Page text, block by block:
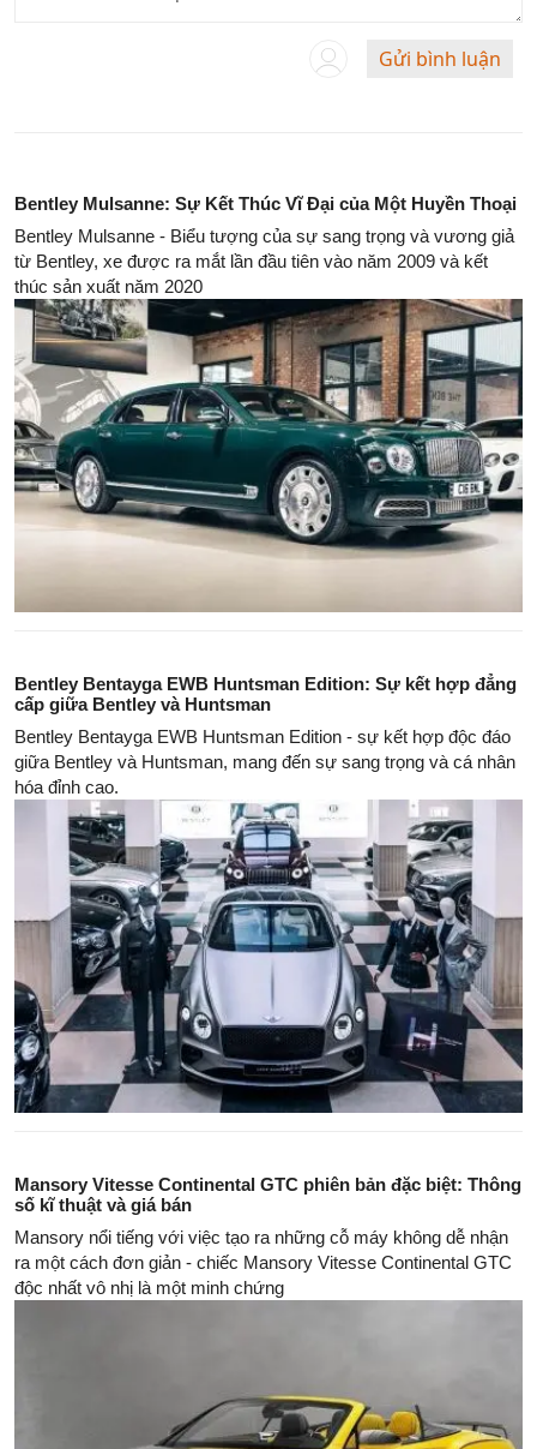
Gửi bình luận
Bentley Mulsanne: Sự Kết Thúc Vĩ Đại của Một Huyền Thoại
Bentley Mulsanne - Biểu tượng của sự sang trọng và vương giả
từ Bentley, xe được ra mắt lần đầu tiên vào năm 2009 và kết
thúc sản xuất năm 2020
Bentley Bentayga EWB Huntsman Edition: Sự kết hợp đẳng
cấp giữa Bentley và Huntsman
Bentley Bentayga EWB Huntsman Edition - sự kết hợp độc đáo
giữa Bentley và Huntsman, mang đến sự sang trọng và cá nhân
hóa đỉnh cao.
Mansory Vitesse Continental GTC phiên bản đặc biệt: Thông
số kĩ thuật và giá bán
Mansory nổi tiếng với việc tạo ra những cỗ máy không dễ nhận
ra một cách đơn giản - chiếc Mansory Vitesse Continental GTC
độc nhất vô nhị là một minh chứng